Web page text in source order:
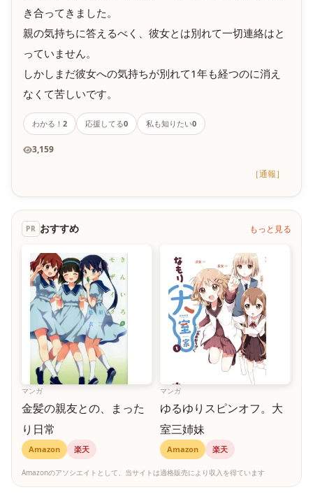
き合ってきました。
親の気持ちに答えるべく、彼女とは別れて一切連絡はと
っていません。
しかしまだ彼女への気持ちが別れて1年も経つのに消え
なくて苦しいです。
わかる！ 2 応援してる0 私も知りたい0
3,159
［通報］
PR おすすめ もっと見る
マンガ
金髪の親友との、まった
り日常
Amazon 楽天
マンガ
ゆるゆりスピンオフ。大
室三姉妹
Amazon 楽天
Amazonのアソシエイトとして、当サイトは適格販売により収入を得ています